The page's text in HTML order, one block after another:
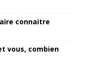
connaitre
vous, combien